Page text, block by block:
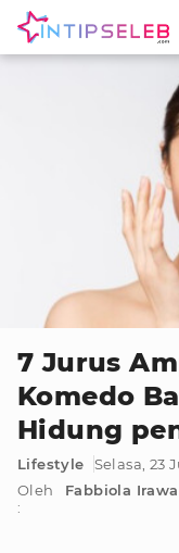
7 Jurus
Komedo
Hidung
Lifestyle
Selasa, 23
Oleh
:
Fabbiola